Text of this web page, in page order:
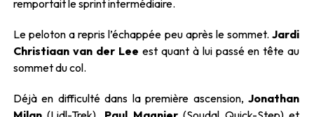
remportait le sprint intermédiaire.
Le peloton a repris l’échappée peu après le sommet.Jardi
Christiaan van der Lee est quant à lui passé en tête au
sommet du col.
Déjà en difficulté dans la première ascension,Jonathan